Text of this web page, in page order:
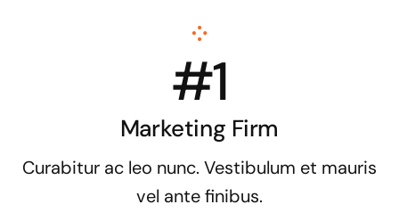
#1
Marketing Firm
Curabitur ac leo nunc. Vestibulum et mauris
vel ante finibus.